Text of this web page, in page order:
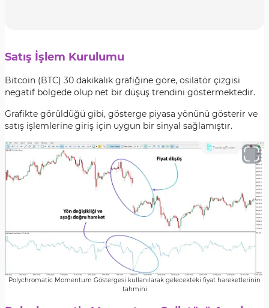
Satış İşlem Kurulumu
Bitcoin (BTC) 30 dakikalık grafiğine göre, osilatör çizgisi
negatif bölgede olup net bir düşüş trendini göstermektedir.
Grafikte görüldüğü gibi, gösterge piyasa yönünü gösterir ve
satış işlemlerine giriş için uygun bir sinyal sağlamıştır.
Polychromatic Momentum Göstergesi kullanılarak gelecekteki fiyat hareketlerinin
tahmini